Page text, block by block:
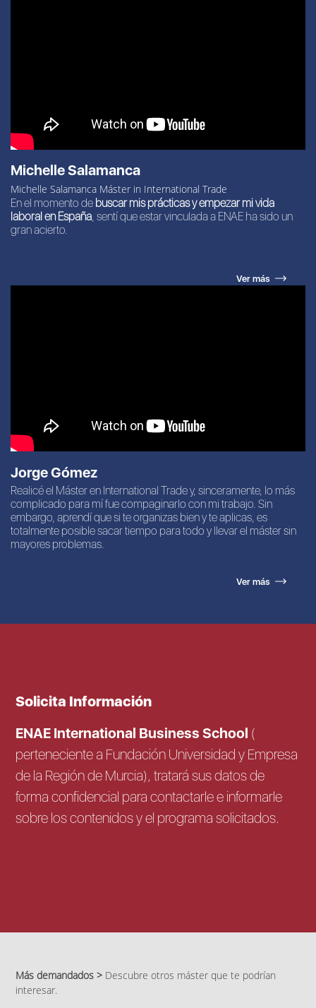
Michelle Salamanca
Michelle Salamanca Máster in International Trade
En el momento de buscar mis prácticas y empezar mi vida
laboral en España, sentí que estar vinculada a ENAE ha sido un
gran acierto.
Ver más
Jorge Gómez
Realicé el Máster en International Trade y, sinceramente, lo más
complicado para mí fue compaginarlo con mi trabajo. Sin
embargo, aprendí que si te organizas bien y te aplicas, es
totalmente posible sacar tiempo para todo y llevar el máster sin
mayores problemas.
Ver más
Solicita Información
ENAE International Business School (
perteneciente a Fundación Universidad y Empresa
de la Región de Murcia), tratará sus datos de
forma confidencial para contactarle e informarle
sobre los contenidos y el programa solicitados.
Más demandados > Descubre otros máster que te podrían
interesar.